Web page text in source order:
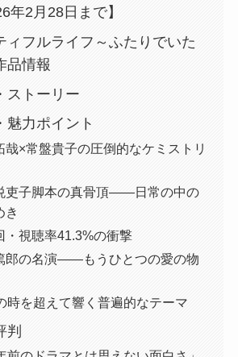
年2月28日まで】
ィフルライフ～ふたりでいた
品情報
ストーリー
魅力ポイント
哉×常盤貴子の圧倒的なケミストリ
吏子脚本の真骨頂——日常の中の
き
・視聴率41.3%の衝撃
郎の名演——もうひとつの愛の物
時を超えて響く普遍的なテーマ
判